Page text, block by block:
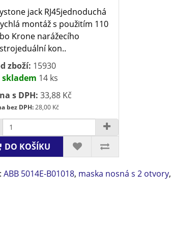
jack RJ45jednoduchá
montáž s použitím 110
Krone narážecího
kon..
zboží: 15930
skladem 14 ks
s DPH: 33,88 Kč
bez DPH:28,00 Kč
DO KOŠÍKU
ABB 5014E-B01018, maska nosná s 2 otvory,